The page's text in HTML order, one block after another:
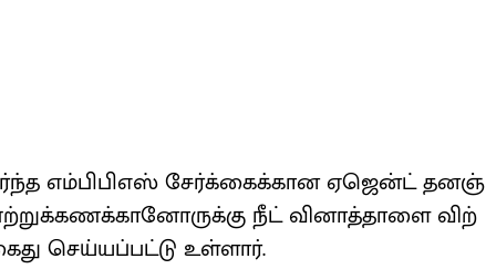
எம்​பிபிஎஸ் சேர்க்​கைக்​கான ஏஜென்ட் தனஞ்​
நீட் வினாத்​தாளை விற்​
செய்​யப்​பட்டு உள்​ளார்.